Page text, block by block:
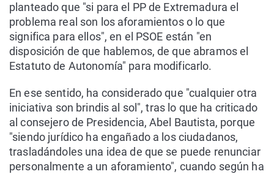
planteado que "si para el PP de Extremadura el
problema real son los aforamientos o lo que
significa para ellos", en el PSOE están "en
disposición de que hablemos, de que abramos el
Estatuto de Autonomía" para modificarlo.
En ese sentido, ha considerado que "cualquier otra
iniciativa son brindis al sol", tras lo que ha criticado
al consejero de Presidencia, Abel Bautista, porque
"siendo jurídico ha engañado a los ciudadanos,
trasladándoles una idea de que se puede renunciar
personalmente a un aforamiento", cuando según ha